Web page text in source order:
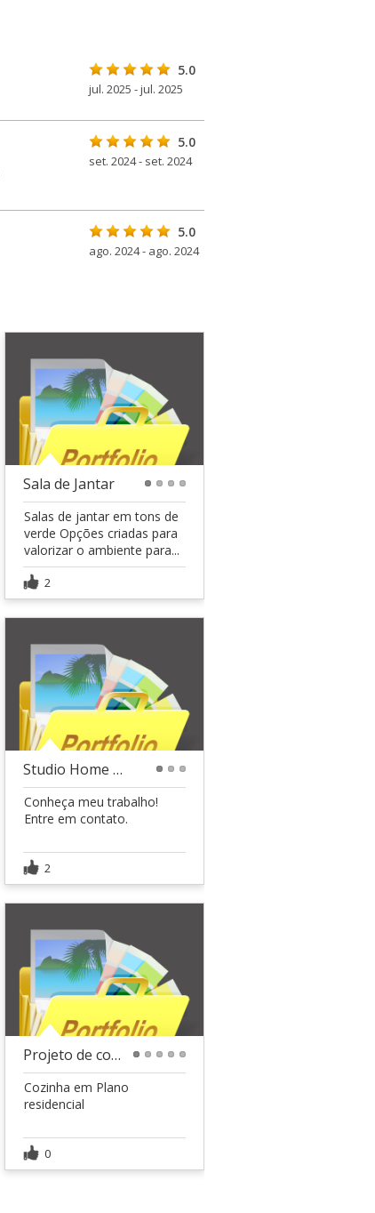
5.0
jul. 2025 - jul. 2025
5.0
set. 2024 - set. 2024
5.0
ago. 2024 - ago. 2024
Sala de Jantar
Salas de jantar em tons de
verde Opções criadas para
valorizar o ambiente para...
2
Studio Home interiores - Detalhamento de interiore
Conheça meu trabalho!
Entre em contato.
2
Projeto de corte
Cozinha em Plano
residencial
0